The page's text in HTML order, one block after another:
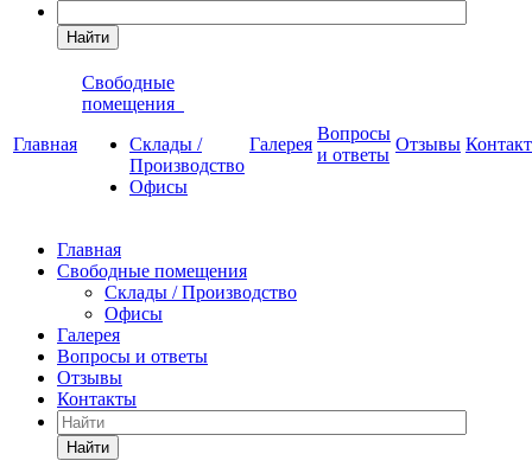
Найти
Главная
Свободные
помещения
Склады /
Производство
Офисы
Галерея
Вопросы
и ответы
Отзывы
Главная
Свободные помещения
Склады / Производство
Офисы
Галерея
Вопросы и ответы
Отзывы
Контакты
Найти